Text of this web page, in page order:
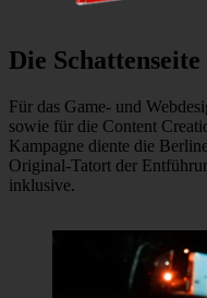
Die
Für das Game- und
sowie für die Content
Kampagne diente die
Original-Tatort der
inklusive.